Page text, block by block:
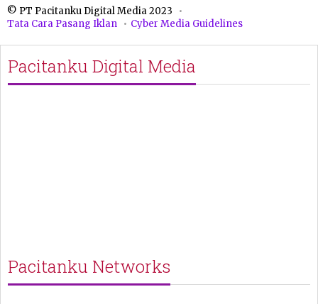
© PT Pacitanku Digital Media 2023
Tata Cara Pasang Iklan
Cyber Media Guidelines
Pacitanku Digital Media
Pacitanku Networks